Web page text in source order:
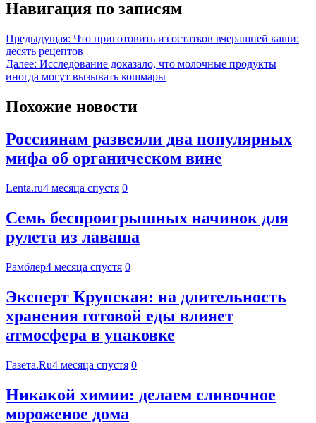
Навигация по записям
Предыдущая: Что приготовить из остатков вчерашней каши:
десять рецептов
Далее: Исследование доказало, что молочные продукты
иногда могут вызывать кошмары
Похожие новости
Россиянам развеяли два популярных
мифа об органическом вине
Lenta.ru4 месяца спустя 0
Семь беспроигрышных начинок для
рулета из лаваша
Рамблер4 месяца спустя 0
Эксперт Крупская: на длительность
хранения готовой еды влияет
атмосфера в упаковке
Газета.Ru4 месяца спустя 0
Никакой химии: делаем сливочное
мороженое дома